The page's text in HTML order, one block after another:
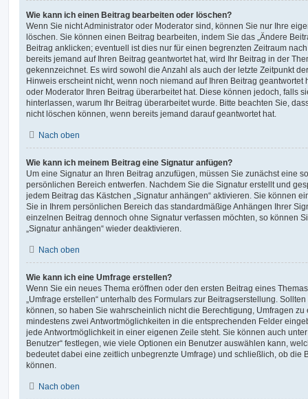
Wie kann ich einen Beitrag bearbeiten oder löschen?
Wenn Sie nicht Administrator oder Moderator sind, können Sie nur Ihre
löschen. Sie können einen Beitrag bearbeiten, indem Sie das „Ändere
Beitrag anklicken; eventuell ist dies nur für einen begrenzten Zeitraum
bereits jemand auf Ihren Beitrag geantwortet hat, wird Ihr Beitrag in der
gekennzeichnet. Es wird sowohl die Anzahl als auch der letzte Zeitpunkt
Hinweis erscheint nicht, wenn noch niemand auf Ihren Beitrag geantwortet
oder Moderator Ihren Beitrag überarbeitet hat. Diese können jedoch, falls
hinterlassen, warum Ihr Beitrag überarbeitet wurde. Bitte beachten Sie,
nicht löschen können, wenn bereits jemand darauf geantwortet hat.
Nach oben
Wie kann ich meinem Beitrag eine Signatur anfügen?
Um eine Signatur an Ihren Beitrag anzufügen, müssen Sie zunächst eine
persönlichen Bereich entwerfen. Nachdem Sie die Signatur erstellt und
jedem Beitrag das Kästchen „Signatur anhängen“ aktivieren. Sie können
Sie in Ihrem persönlichen Bereich das standardmäßige Anhängen Ihrer
einzelnen Beitrag dennoch ohne Signatur verfassen möchten, so können
„Signatur anhängen“ wieder deaktivieren.
Nach oben
Wie kann ich eine Umfrage erstellen?
Wenn Sie ein neues Thema eröffnen oder den ersten Beitrag eines
„Umfrage erstellen“ unterhalb des Formulars zur Beitragserstellung.
können, so haben Sie wahrscheinlich nicht die Berechtigung, Umfragen
mindestens zwei Antwortmöglichkeiten in die entsprechenden Felder
jede Antwortmöglichkeit in einer eigenen Zeile steht. Sie können auch
Benutzer“ festlegen, wie viele Optionen ein Benutzer auswählen kann,
bedeutet dabei eine zeitlich unbegrenzte Umfrage) und schließlich, ob die
können.
Nach oben